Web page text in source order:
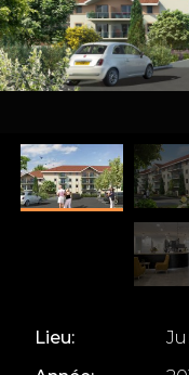
Lieu: